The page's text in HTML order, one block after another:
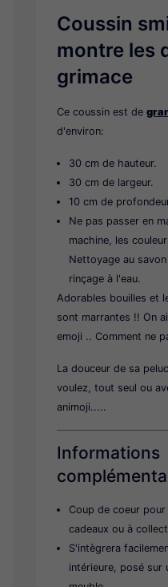
Coussin
montre les
grimace
Ce coussin est de
d'environ:
30 cm de hauteur.
30 cm de largeur.
10 cm de
Ne pas passer en
machine, les
Nettoyage au
rinçage à l'eau.
Adorables bouilles et
sont marrantes !! On
emoji .. Comment ne
La douceur de sa
voulez, tout seul ou
animoji.....
Informations
Coup de coeur
cadeaux ou à
S'intègrera
intérieure, posé sur